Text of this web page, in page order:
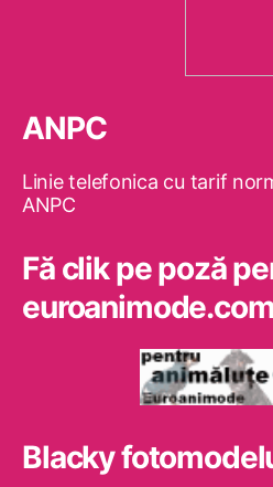
ANPC
Linie telefonica cu tarif
ANPC
Fă clik pe poză
euroanimode.com
Blacky